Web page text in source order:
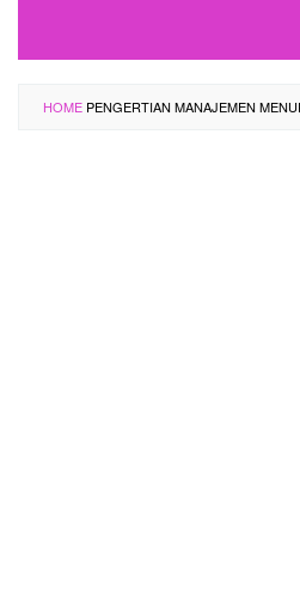
HOME PENGERTIAN MANAJEMEN